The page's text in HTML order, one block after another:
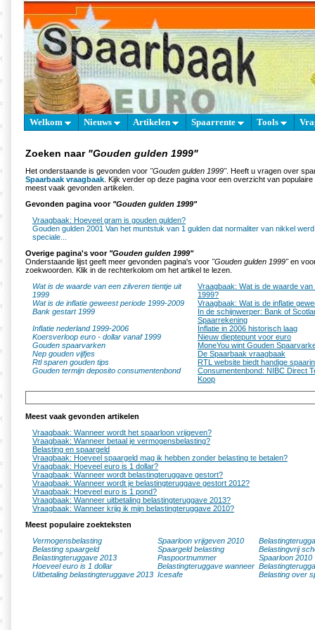
Welkom Nieuws Artikelen Spaarrente Tools
Zoeken naar "Gouden gulden 1999"
Het onderstaande is gevonden voor "Gouden gulden 1999". Heeft u vragen over
Spaarbaak vraagbaak . Kijk verder op deze pagina voor een overzicht van
meest vaak gevonden artikelen.
Gevonden pagina voor "Gouden gulden 1999"
Vraagbaak: Hoeveel gram is gouden gulden?
Gouden gulden 2001 Van het muntstuk van 1 gulden dat normaliter van nikkel
speciale...
Overige pagina's voor "Gouden gulden 1999"
Onderstaande lijst geeft meer gevonden pagina's voor "Gouden gulden 1999"en
zoekwoorden. Klik in de rechterkolom om het artikel te lezen.
Wat is de waarde van een zilveren tientje uit
1999
Vraagbaak: Wat is de waarde
1999?
Wat is de inflatie geweest periode 1999-2009
Vraagbaak: Wat is de inflatie
Bank gestart 1999
In de schijnwerper: Bank of
Spaarrekening
Inflatie nederland 1999-2006
Inflatie in 2006 historisch laag
Koersverloop euro - dollar vanaf 1999
Nieuw dieptepunt voor euro
Gouden spaarvarken
MoneYou wint Gouden
Nep gouden vijfjes
De Spaarbaak vraagbaak
Rtl sparen gouden tips
RTL website biedt handige
Gouden termijn deposito consumentenbond
Consumentenbond: NIBC Direct
Koop
Meest vaak gevonden artikelen
Vraagbaak: Wanneer wordt het spaarloon vrijgeven?
Vraagbaak: Wanneer betaal je vermogensbelasting?
Belasting en spaargeld
Vraagbaak: Hoeveel spaargeld mag ik hebben zonder belasting te betalen?
Vraagbaak: Hoeveel euro is 1 dollar?
Vraagbaak: Wanneer wordt belastingteruggave gestort?
Vraagbaak: Wanneer wordt je belastingteruggave gestort 2012?
Vraagbaak: Hoeveel euro is 1 pond?
Vraagbaak: Wanneer uitbetaling belastingteruggave 2013?
Vraagbaak: Wanneer krijg ik mijn belastingteruggave 2010?
Meest populaire zoekteksten
Vermogensbelasting
Spaarloon vrijgeven 2010
Belasting spaargeld
Spaargeld belasting
Belastingvrij
Belastingteruggave 2013
Paspoortnummer
Spaarloon 2010
Hoeveel euro is 1 dollar
Belastingteruggave wanneer
Uitbetaling belastingteruggave 2013 Icesafe Belasting over